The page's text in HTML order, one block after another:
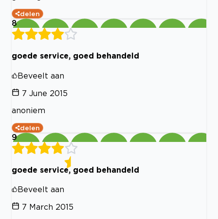
delen
8
goede service, goed behandeld
Beveelt aan
7 June 2015
anoniem
delen
9
goede service, goed behandeld
Beveelt aan
7 March 2015